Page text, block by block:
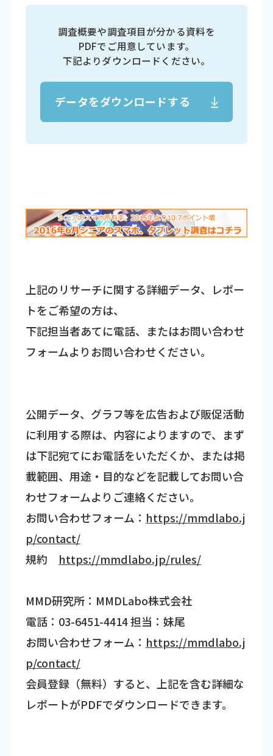
調査概要や調査項目が分かる資料を
PDFでご用意しています。
下記よりダウンロードください。
データをダウンロードする
上記のリサーチに関する詳細データ、レポー
トをご希望の方は、
下記担当者あてに電話、またはお問い合わせ
フォームよりお問い合わせください。
公開データ、グラフ等を広告および販促活動
に利用する際は、内容によりますので、まず
は下記宛てにお電話をいただくか、または掲
載範囲、用途・目的などを記載してお問い合
わせフォームよりご連絡ください。
お問い合わせフォーム： https://mmdlabo.j
p/contact/
規約 https://mmdlabo.jp/rules/
MMD研究所：MMDLabo株式会社
電話：03-6451-4414 担当：妹尾
お問い合わせフォーム： https://mmdlabo.j
p/contact/
会員登録（無料）すると、上記を含む詳細な
レポートがPDFでダウンロードできます。